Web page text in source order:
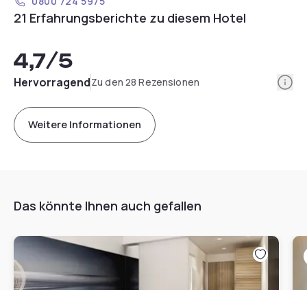
21 Erfahrungsberichte zu diesem Hotel
4,7/5
HervorragendZu den 28 Rezensionen
Weitere Informationen
Das könnte Ihnen auch gefallen